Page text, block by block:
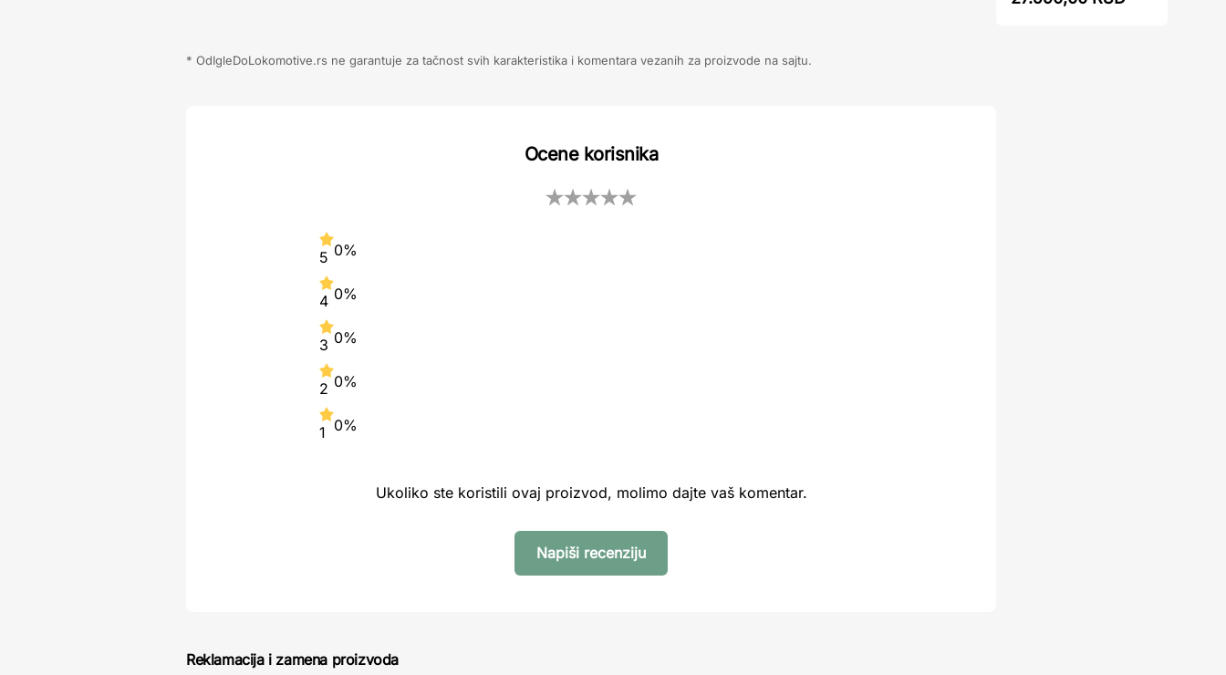
* OdIgleDoLokomotive.rs ne garantuje za tačnost svih karakteristika i komentara vezanih za proizvode na sajtu.
Ocene korisnika
5 0%
4 0%
3 0%
2 0%
1 0%
Ukoliko ste koristili ovaj proizvod, molimo dajte vaš komentar.
Napiši recenziju
Reklamacija i zamena proizvoda